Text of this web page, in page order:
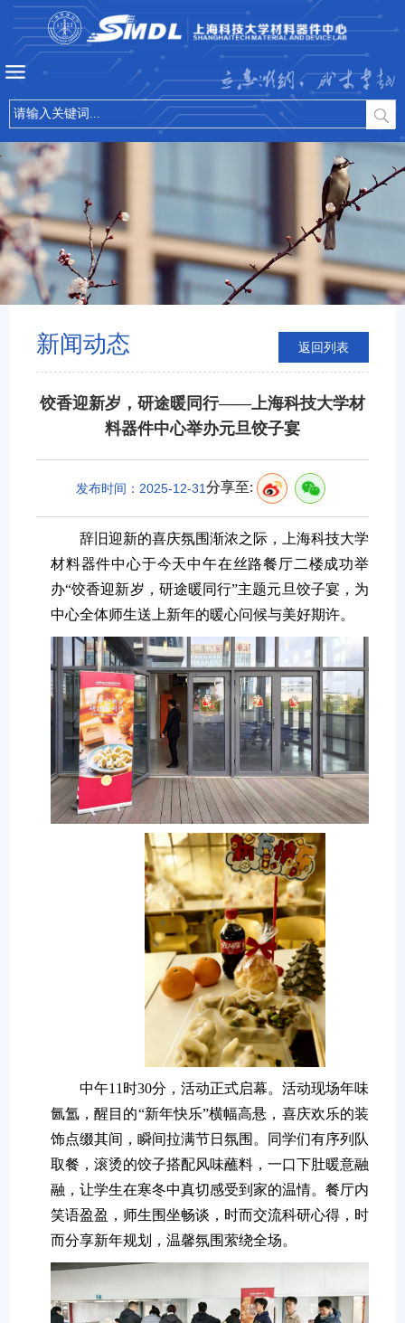
立志微纳，成才卓越
新闻动态 返回列表
饺香迎新岁，研途暖同行——上海科技大学材
料器件中心举办元旦饺子宴
发布时间：2025-12-31分享至:
辞旧迎新的喜庆氛围渐浓之际，上海科技大学
材料器件中心于今天中午在丝路餐厅二楼成功举
办“饺香迎新岁，研途暖同行”主题元旦饺子宴，为
中心全体师生送上新年的暖心问候与美好期许。
中午11时30分，活动正式启幕。活动现场年味
氤氲，醒目的“新年快乐”横幅高悬，喜庆欢乐的装
饰点缀其间，瞬间拉满节日氛围。同学们有序列队
取餐，滚烫的饺子搭配风味蘸料，一口下肚暖意融
融，让学生在寒冬中真切感受到家的温情。餐厅内
笑语盈盈，师生围坐畅谈，时而交流科研心得，时
而分享新年规划，温馨氛围萦绕全场。